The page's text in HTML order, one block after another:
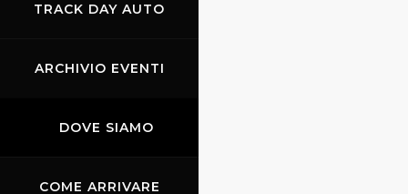
TRACK DAY AUTO
ARCHIVIO EVENTI
DOVE SIAMO
COME ARRIVARE